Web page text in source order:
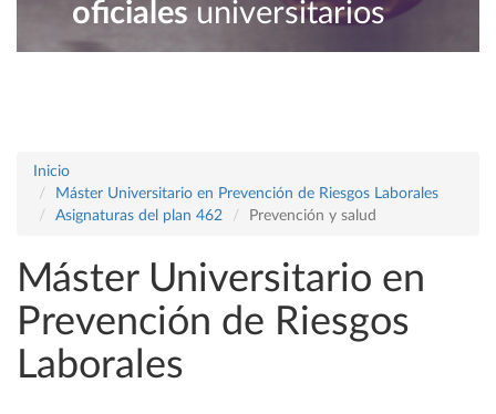
oficiales universitarios
Inicio
Máster Universitario en Prevención de Riesgos Laborales
Asignaturas del plan 462
Prevención y salud
Máster Universitario en
Prevención de Riesgos
Laborales